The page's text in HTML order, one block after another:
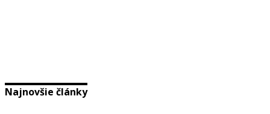
Najnovšie články